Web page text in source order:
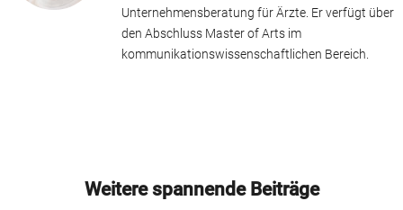
Unternehmensberatung für Ärzte. Er verfügt über
den Abschluss Master of Arts im
kommunikationswissenschaftlichen Bereich.
Weitere spannende Beiträge